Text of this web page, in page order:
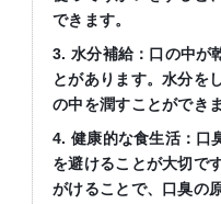
できます。
3. 水分補給：口の中が
とがあります。水分を
の中を潤すことができま
4. 健康的な食生活：口
を避けることが大切で
がけることで、口臭の